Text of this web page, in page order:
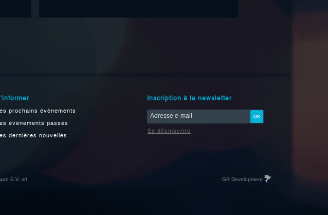
prochains événements
événements passés
dernières nouvelles
Inscription à la newsletter
Se désinscrire
E.V. srl GR Development